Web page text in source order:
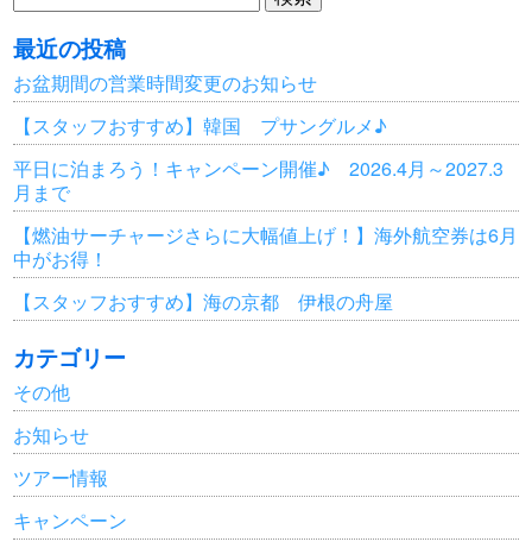
索:
最近の投稿
お盆期間の営業時間変更のお知らせ
【スタッフおすすめ】韓国 プサングルメ♪
平日に泊まろう！キャンペーン開催♪ 2026.4月～2027.3
月まで
【燃油サーチャージさらに大幅値上げ！】海外航空券は6月
中がお得！
【スタッフおすすめ】海の京都 伊根の舟屋
カテゴリー
その他
お知らせ
ツアー情報
キャンペーン